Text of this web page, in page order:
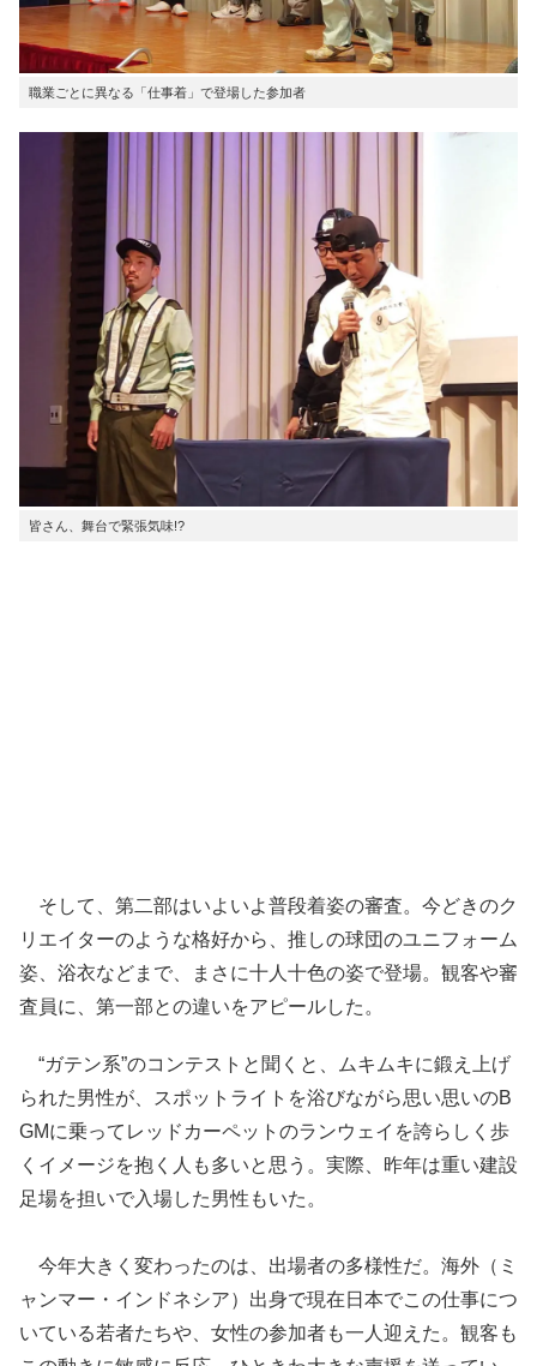
職業ごとに異なる「仕事着」で登場した参加者
皆さん、舞台で緊張気味!?
そして、第二部はいよいよ普段着姿の審査。今どきのク
リエイターのような格好から、推しの球団のユニフォーム
姿、浴衣などまで、まさに十人十色の姿で登場。観客や審
査員に、第一部との違いをアピールした。
“ガテン系”のコンテストと聞くと、ムキムキに鍛え上げ
られた男性が、スポットライトを浴びながら思い思いのB
GMに乗ってレッドカーペットのランウェイを誇らしく歩
くイメージを抱く人も多いと思う。実際、昨年は重い建設
足場を担いで入場した男性もいた。
今年大きく変わったのは、出場者の多様性だ。海外（ミ
ャンマー・インドネシア）出身で現在日本でこの仕事につ
いている若者たちや、女性の参加者も一人迎えた。観客も